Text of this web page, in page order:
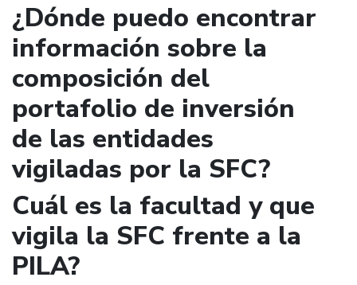
¿Dónde puedo encontrar
información sobre la
composición del
portafolio de inversión
de las entidades
vigiladas por la SFC?
Cuál es la facultad y que
vigila la SFC frente a la
PILA?